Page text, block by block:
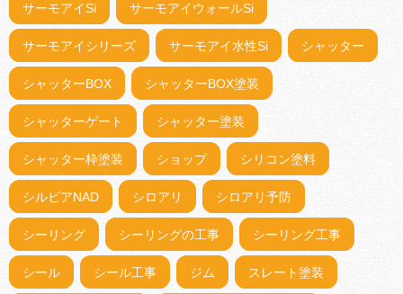
サーモアイSi サーモアイウォールSi
サーモアイシリーズ サーモアイ水性Si シャッター
シャッターBOX シャッターBOX塗装
シャッターゲート シャッター塗装
シャッター枠塗装 ショップ シリコン塗料
シルビアNAD シロアリ シロアリ予防
シーリング シーリングの工事 シーリング工事
シール シール工事 ジム スレート塗装